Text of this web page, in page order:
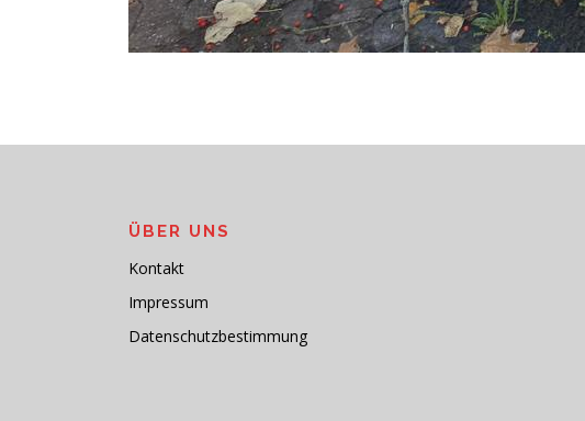
ÜBER UNS
Kontakt
Impressum
Datenschutzbestimmung